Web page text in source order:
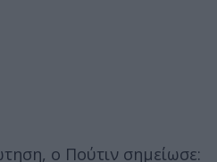
ο Πούτιν σημείωσε: